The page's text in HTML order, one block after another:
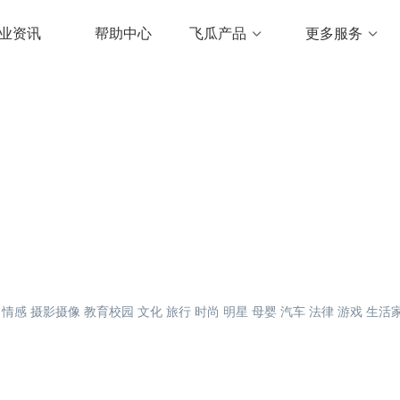
资讯 帮助中心 飞瓜产品 更多服务
情感 摄影摄像 教育校园 文化 旅行 时尚 明星 母婴 汽车 法律 游戏 生活